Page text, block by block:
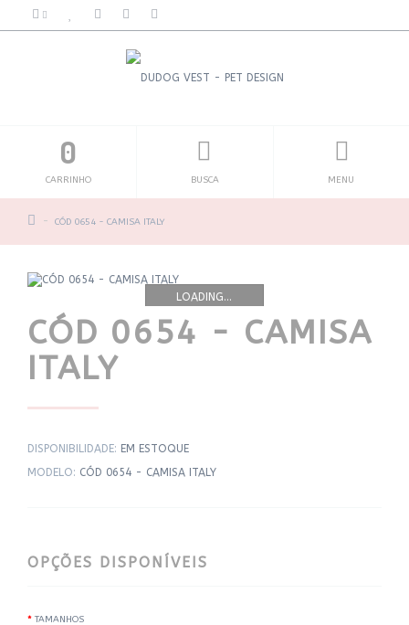
MENU
BUSCA
0
CARRINHO
CÓD 0654 - CAMISA ITALY
LOADING...
CÓD 0654 - CAMISA
ITALY
DISPONIBILIDADE: EM ESTOQUE
MODELO: CÓD 0654 - CAMISA ITALY
OPÇÕES DISPONÍVEIS
TAMANHOS